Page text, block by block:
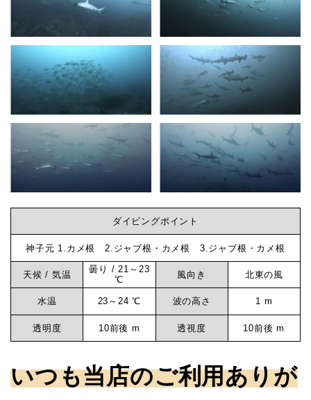
ン
グ
な
ら
神
元
マ
ン
マ
ー
群
イ
ビ
ン
グ
子
ダイビングポイント
神子元 1.カメ根 2.ジャブ根・カメ根 3.ジャブ根・カメ根
天候 / 気温
曇り / 21～23
℃
風向き 北東の風
水温 23～24 ℃ 波の高さ 1 m
透明度 10前後 m 透視度 10前後 m
いつも当店のご利用ありが